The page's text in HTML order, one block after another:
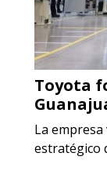
Toyota
La
estratégico